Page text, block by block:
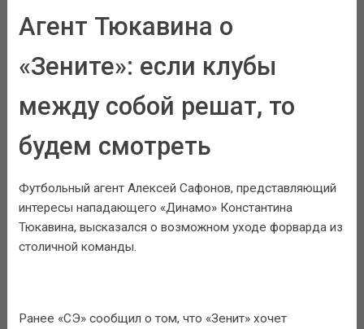
Агент Тюкавина о
«Зените»: если клубы
между собой решат, то
будем смотреть
Футбольный агент Алексей Сафонов, представляющий
интересы нападающего «Динамо» Константина
Тюкавина, высказался о возможном уходе форварда из
столичной команды.
Ранее «СЭ» сообщил о том, что «Зенит» хочет